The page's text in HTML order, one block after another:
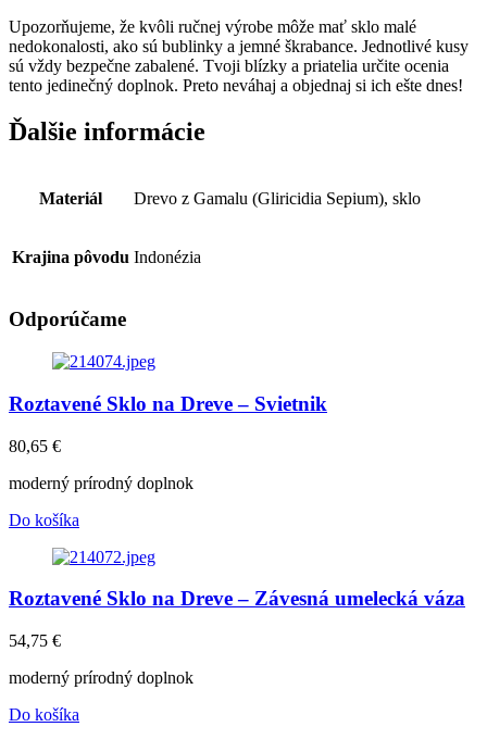
Upozorňujeme, že kvôli ručnej výrobe môže mať sklo malé
nedokonalosti, ako sú bublinky a jemné škrabance. Jednotlivé kusy
sú vždy bezpečne zabalené. Tvoji blízky a priatelia určite ocenia
tento jedinečný doplnok. Preto neváhaj a objednaj si ich ešte dnes!
Ďalšie informácie
Materiál Drevo z Gamalu (Gliricidia Sepium), sklo
Krajina pôvodu Indonézia
Odporúčame
Roztavené Sklo na Dreve – Svietnik
80,65 €
moderný prírodný doplnok
Do košíka
Roztavené Sklo na Dreve – Závesná umelecká váza
54,75 €
moderný prírodný doplnok
Do košíka